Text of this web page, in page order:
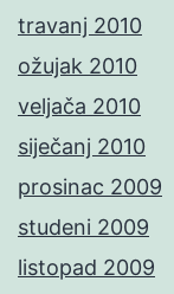
travanj 2010
ožujak 2010
veljača 2010
siječanj 2010
prosinac 2009
studeni 2009
listopad 2009